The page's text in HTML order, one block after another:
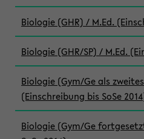
Biologie (GHR) / M.Ed.
Biologie (GHR/SP) / M.Ed.
Biologie (Gym/Ge als
(Einschreibung bis SoSe
Biologie (Gym/Ge